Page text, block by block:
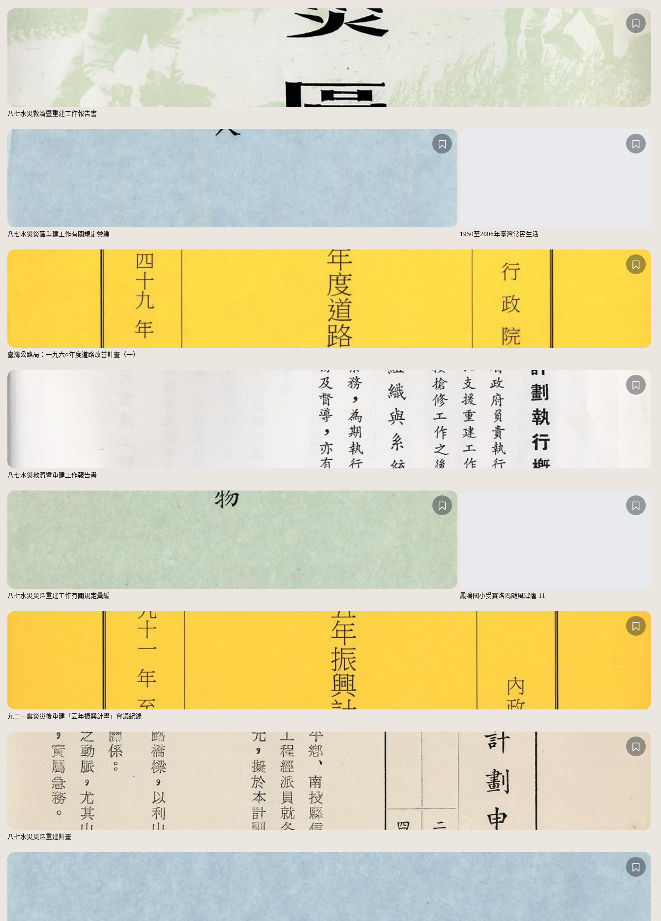
八七水災救濟暨重建工作報告書
八七水災災區重建工作有關規定彙編 1950至2006年臺灣常民生活
臺灣公路局：一九六○年度道路改善計畫（一）
八七水災救濟暨重建工作報告書
八七水災災區重建工作有關規定彙編 鳳鳴國小受賽洛瑪颱風肆虐-11
九二一震災災後重建「五年振興計畫」會議紀錄
八七水災災區重建計畫